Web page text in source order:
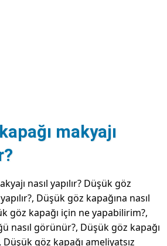
makyajı
nasıl yapılır? Düşük göz
Düşük göz kapağına nasıl
göz kapağı için ne yapabilirim?,
nasıl görünür?, Düşük göz kapağı
göz kapağı ameliyatsız